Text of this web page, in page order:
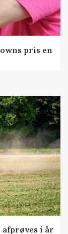
pris en
i år